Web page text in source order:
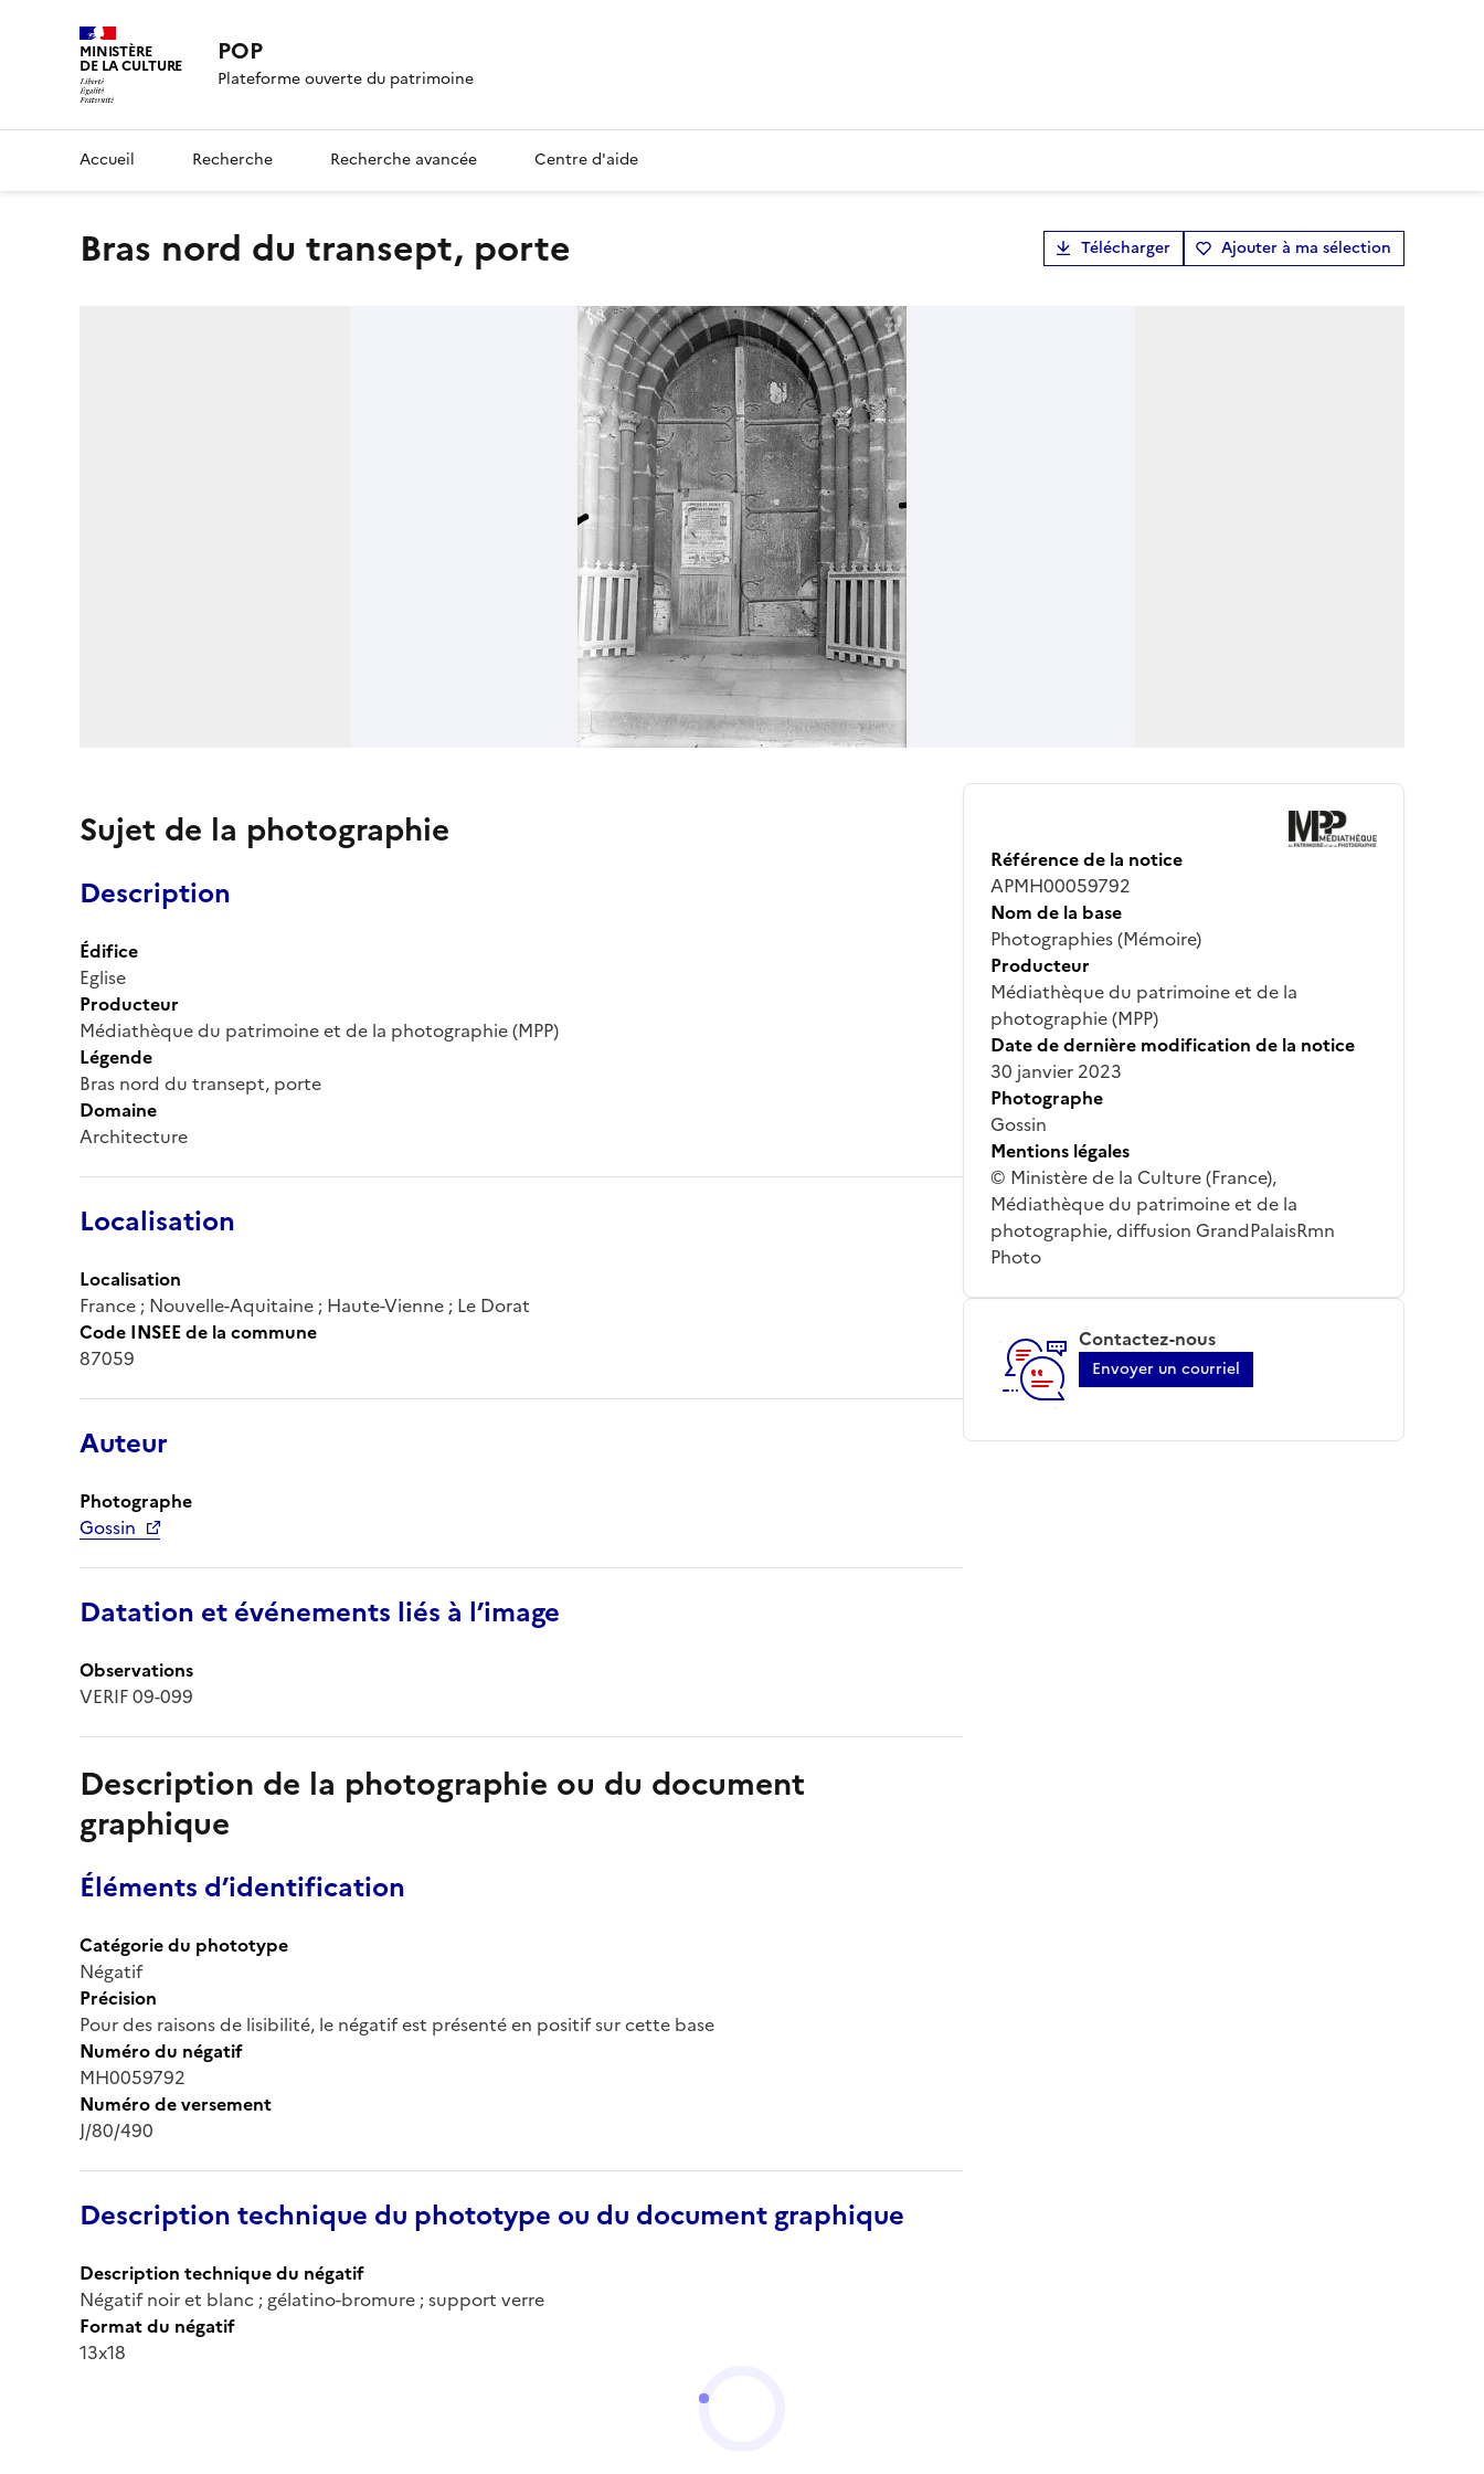
MINISTÈRE
DE LA CULTURE POP
Plateforme ouverte du patrimoine
Accueil Recherche Recherche avancée Centre d'aide
Bras nord du transept, porte Télécharger Ajouter à ma sélection
Sujet de la photographie
Description
Édifice
Eglise
Producteur
Médiathèque du patrimoine et de la photographie (MPP)
Légende
Bras nord du transept, porte
Domaine
Architecture
Localisation
Localisation
France ; Nouvelle-Aquitaine ; Haute-Vienne ; Le Dorat
Code INSEE de la commune
87059
Auteur
Photographe
Gossin
Datation et événements liés à l’image
Observations
VERIF 09-099
Description de la photographie ou du document
graphique
Éléments d’identification
Catégorie du phototype
Négatif
Précision
Pour des raisons de lisibilité, le négatif est présenté en positif sur cette base
Numéro du négatif
MH0059792
Numéro de versement
J/80/490
Description technique du phototype ou du document graphique
Description technique du négatif
Négatif noir et blanc ; gélatino-bromure ; support verre
Format du négatif
13x18
Référence de la notice
APMH00059792
Nom de la base
Photographies (Mémoire)
Producteur
Médiathèque du patrimoine et de la
photographie (MPP)
Date de dernière modification de la notice
30 janvier 2023
Photographe
Gossin
Mentions légales
© Ministère de la Culture (France),
Médiathèque du patrimoine et de la
photographie, diffusion GrandPalaisRmn
Photo
Contactez-nous
Envoyer un courriel